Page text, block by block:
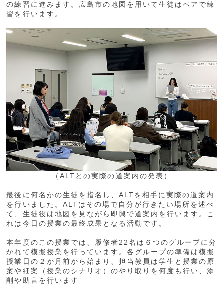
の練習に進みます。広島市の地図を用いて生徒はペアで練
習を行います。
（ALTとの実際の道案内の発表）
最後に何名かの生徒を指名し、ALTを相手に実際の道案内
を行いました。ALTはその場で自分が行きたい場所を述べ
て、生徒役は地図を見ながら即興で道案内を行います。こ
れは今日の授業の最終成果となる活動です。
本年度のこの授業では、履修者22名は６つのグループに分
かれて模擬授業を行っています。各グループの準備は模擬
授業日の２か月前から始まり、担当教員は学生と授業の原
案や細案（授業のシナリオ）のやり取りを何度も行い、添
削や助言を行います